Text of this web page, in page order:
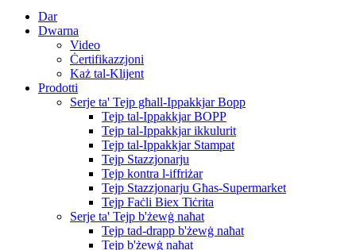
Dar
Dwarna
Video
Ċertifikazzjoni
Każ tal-Klijent
Prodotti
Serje ta' Tejp għall-Ippakkjar Bopp
Tejp tal-Ippakkjar BOPP
Tejp tal-Ippakkjar ikkulurit
Tejp tal-Ippakkjar Stampat
Tejp Stazzjonarju
Tejp kontra l-iffriżar
Tejp Stazzjonarju Għas-Supermarket
Tejp Faċli Biex Tiċrita
Serje ta' Tejp b'żewġ naħat
Tejp tad-drapp b'żewġ naħat
Tejp b'żewġ naħat